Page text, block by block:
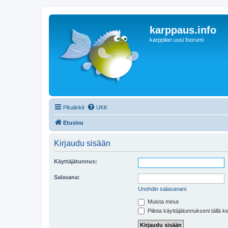
karppaus.info
karppilan uusi foorumi
Pikalinkit UKK
Etusivu
Kirjaudu sisään
Käyttäjätunnus:
Salasana:
Unohdin salasanani
Muista minut
Piilota käyttäjätunnukseni tällä